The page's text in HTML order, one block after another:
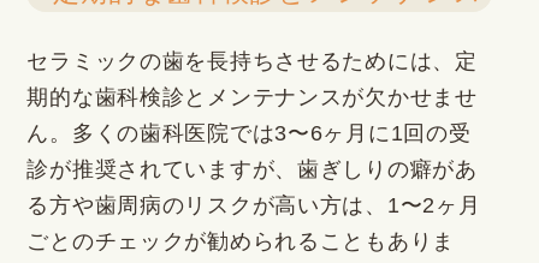
セラミックの歯を長持ちさせるためには、定
期的な歯科検診とメンテナンスが欠かせませ
ん。多くの歯科医院では3〜6ヶ月に1回の受
診が推奨されていますが、歯ぎしりの癖があ
る方や歯周病のリスクが高い方は、1〜2ヶ月
ごとのチェックが勧められることもありま